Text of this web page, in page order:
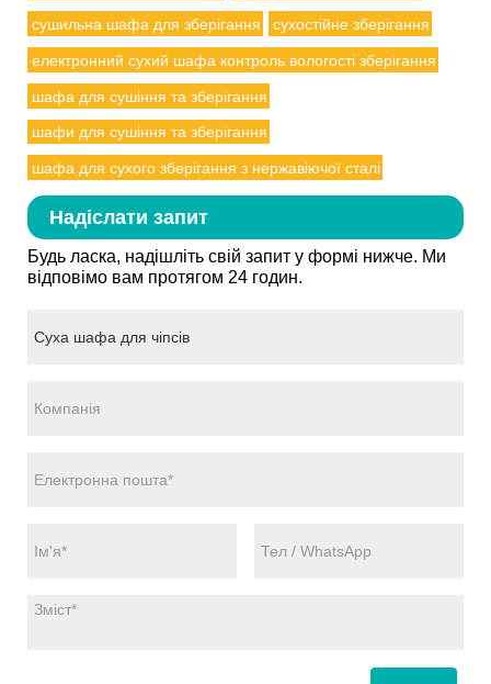
сушильна шафа для зберігання сухостійне зберігання
електронний сухий шафа контроль вологості зберігання
шафа для сушіння та зберігання
шафи для сушіння та зберігання
шафа для сухого зберігання з нержавіючої сталі
Надіслати запит
Будь ласка, надішліть свій запит у формі нижче. Ми
відповімо вам протягом 24 годин.